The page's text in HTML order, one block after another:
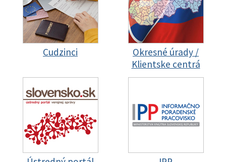
Cudzinci
Okresné úrady /
Klientske centrá